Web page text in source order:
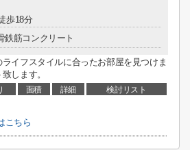
歩18分
鉄筋コンクリート
イフスタイルに合ったお部屋を見つけま
します。
面積 詳細 検討リスト
こちら